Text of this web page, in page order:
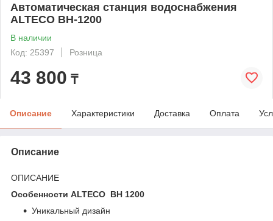
Автоматическая станция водоснабжения
ALTECO ВН-1200
В наличии
Код: 25397
Розница
43 800 ₸
Описание Характеристики Доставка Оплата
Описание
ОПИСАНИЕ
Особенности ALTECO ВН 1200
Уникальный дизайн